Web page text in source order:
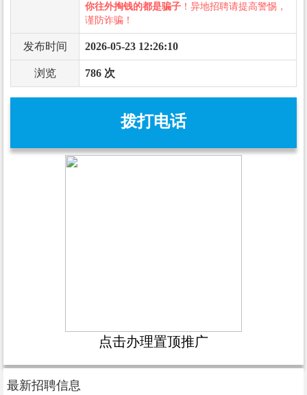
你往外掏钱的都是骗子 ！异地招聘请提高警惕，
谨防诈骗！
发布时间 2026-05-23 12:26:10
浏览 786 次
拨打电话
点击办理置顶推广
最新招聘信息